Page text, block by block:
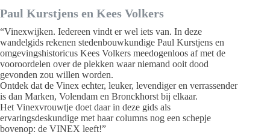
Paul Kurstjens en Kees Volkers
“Vinexwijken. Iedereen vindt er wel iets van. In deze
wandelgids rekenen stedenbouwkundige Paul Kurstjens en
omgevingshistoricus Kees Volkers meedogenloos af met de
vooroordelen over de plekken waar niemand ooit dood
gevonden zou willen worden.
Ontdek dat de Vinex echter, leuker, levendiger en verrassender
is dan Marken, Volendam en Bronckhorst bij elkaar.
Het Vinexvrouwtje doet daar in deze gids als
ervaringsdeskundige met haar columns nog een schepje
bovenop: de VINEX leeft!”